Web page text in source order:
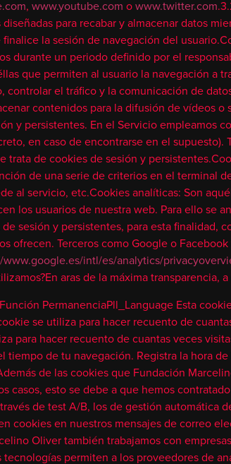
, www.youtube.com owww.twitter.com
para recabar y almacenar datos
la sesión de navegación del
durante un periodo definido por el
que permiten al usuario la navegación a
controlar el tráfico y la comunicación de
contenidos para la difusión de vídeos
y persistentes. En el Servicio empleamos
en caso de encontrarse en el
trata de cookies de sesión y
de una serie de criterios en el terminal
al servicio, etc.Cookies analíticas: Son
los usuarios de nuestra web. Para ello se
sesión y persistentes, para esta
ofrecen. Terceros como Google o
intl/es/analytics/
aras de la máxima
PermanenciaPll_Language Esta
se utiliza para hacer recuento de
para hacer recuento de cuantas veces
tiempo de tu navegación. Registra la hora
de las cookies que Fundación
casos, esto se debe a que hemos
de test A/B, los de gestión automática
cookies en nuestros mensajes de correo
Oliver también trabajamos con
tecnologías permiten a los proveedores de